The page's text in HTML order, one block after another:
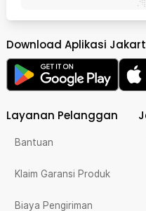
Download Aplikasi
Layanan Pelanggan
Bantuan
Klaim Garansi Produk
Biaya Pengiriman